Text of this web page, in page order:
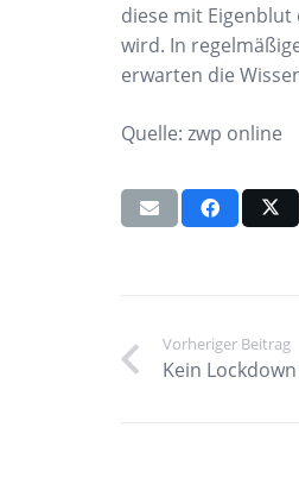
diese mit
wird. In
erwarten die
Quelle: zwp online
Vorheriger Beitrag
Kein